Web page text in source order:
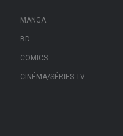
MANGA
BD
COMICS
CINÉMA/SÉRIES TV